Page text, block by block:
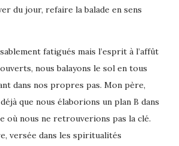
du jour, refaire la balade en sens
fatigués mais l’esprit à l’affût
nous balayons le sol en tous
dans nos propres pas. Mon père,
que nous élaborions un plan B dans
où nous ne retrouverions pas la clé.
versée dans les spiritualités